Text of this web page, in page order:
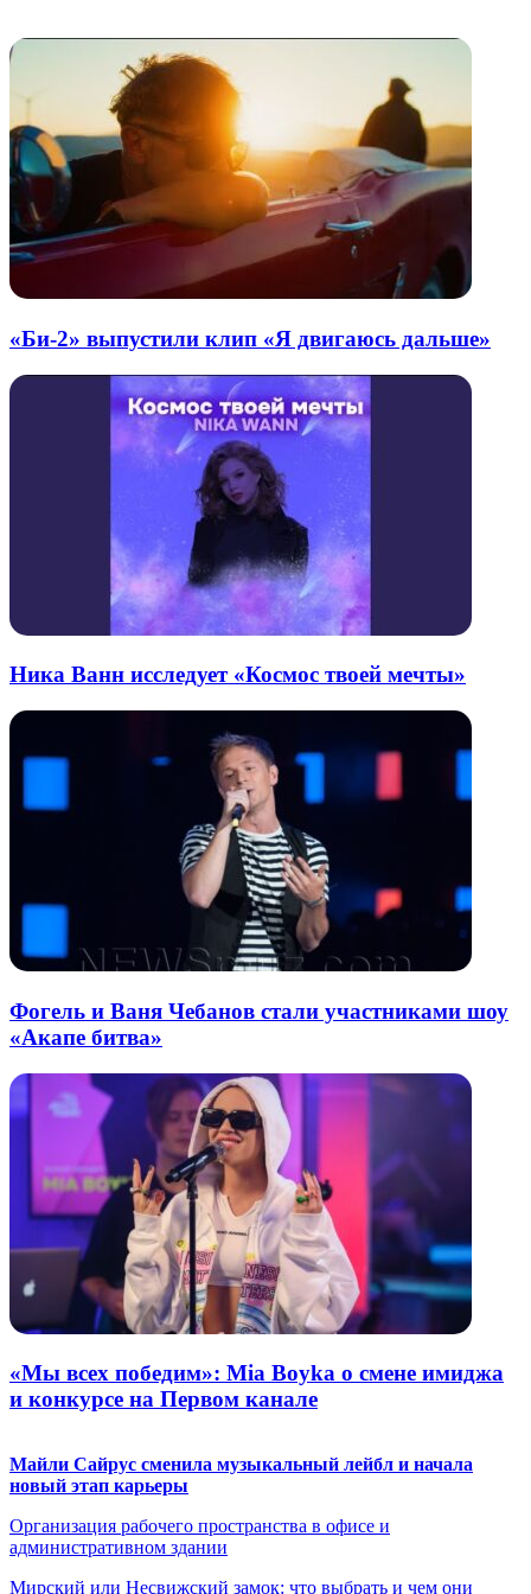
«Би-2» выпустили клип «Я двигаюсь дальше»
Ника Ванн исследует «Космос твоей мечты»
Фогель и Ваня Чебанов стали участниками шоу
«Акапе битва»
«Мы всех победим»: Mia Boyka о смене имиджа
и конкурсе на Первом канале
Майли Сайрус сменила музыкальный лейбл и начала
новый этап карьеры
Организация рабочего пространства в офисе и
административном здании
Мирский или Несвижский замок: что выбрать и чем они